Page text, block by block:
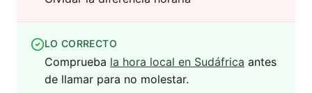
LO CORRECTO
Comprueba la hora local en Sudáfrica antes
de llamar para no molestar.